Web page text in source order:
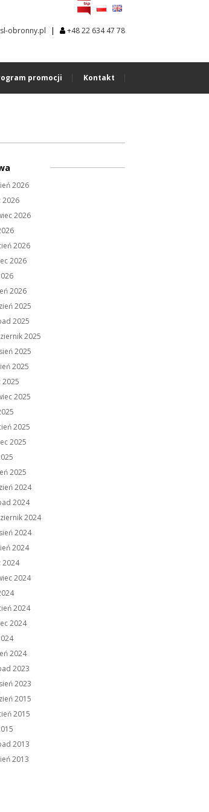
obronny.pl | +48 22 634 47 78
promocji Kontakt
2026
2026
2026
2026
2026
2026
2025
2025
2025
2025
2025
2025
2025
2025
2025
2025
2024
2024
2024
2024
2024
2024
2024
2024
2024
2024
2023
2023
2015
2015
2013
2013